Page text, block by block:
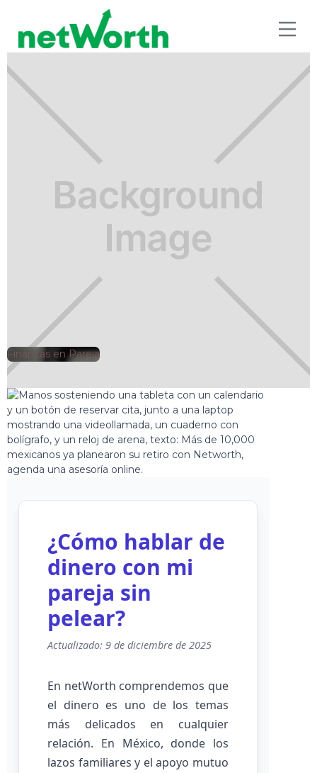
FINANZAS EN PAREJA
Jorge Gutiérrez
Finanzas en Pareja
¿Cómo hablar de
dinero con mi
pareja sin
pelear?
Actualizado: 9 de diciembre de 2025
En netWorth comprendemos que
el dinero es uno de los temas
más delicados en cualquier
relación. En México, donde los
lazos familiares y el apoyo mutuo